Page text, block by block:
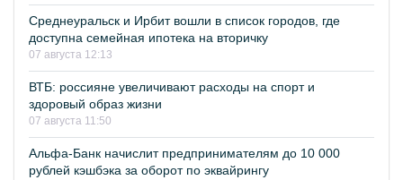
Среднеуральск и Ирбит вошли в список городов, где
доступна семейная ипотека на вторичку
07 августа 12:13
ВТБ: россияне увеличивают расходы на спорт и
здоровый образ жизни
07 августа 11:50
Альфа-Банк начислит предпринимателям до 10 000
рублей кэшбэка за оборот по эквайрингу